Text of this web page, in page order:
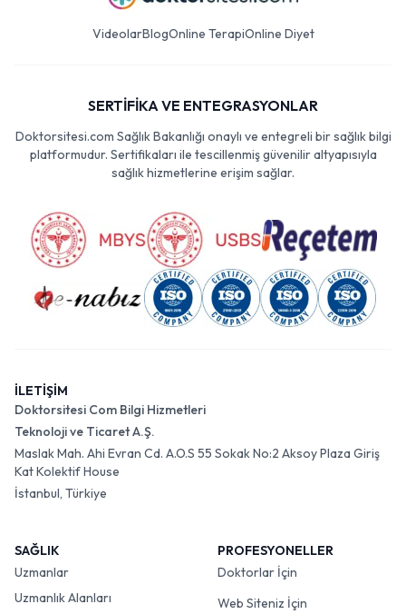
VideolarBlogOnline TerapiOnline Diyet
SERTİFİKA VE ENTEGRASYONLAR
Doktorsitesi.com Sağlık Bakanlığı onaylı ve entegreli bir sağlık bilgi
platformudur. Sertifikaları ile tescillenmiş güvenilir altyapısıyla
sağlık hizmetlerine erişim sağlar.
İLETİŞİM
Doktorsitesi Com Bilgi Hizmetleri
Teknoloji ve Ticaret A.Ş.
Maslak Mah. Ahi Evran Cd. A.O.S 55 Sokak No:2 Aksoy Plaza Giriş
Kat Kolektif House
İstanbul, Türkiye
SAĞLIK
Uzmanlar
Uzmanlık Alanları
PROFESYONELLER
Doktorlar İçin
Web Siteniz İçin